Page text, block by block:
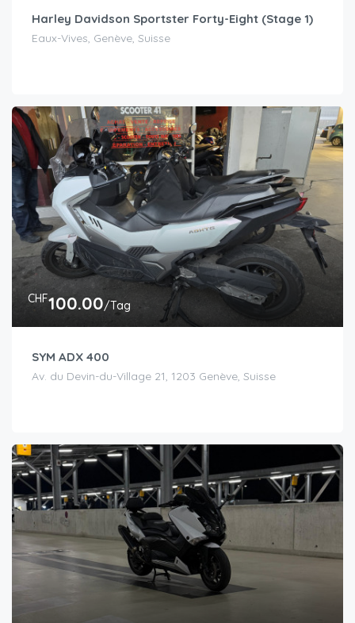
Harley Davidson Sportster Forty-Eight (Stage 1)
Eaux-Vives, Genève, Suisse
CHF100.00/Tag
SYM ADX 400
Av. du Devin-du-Village 21, 1203 Genève, Suisse